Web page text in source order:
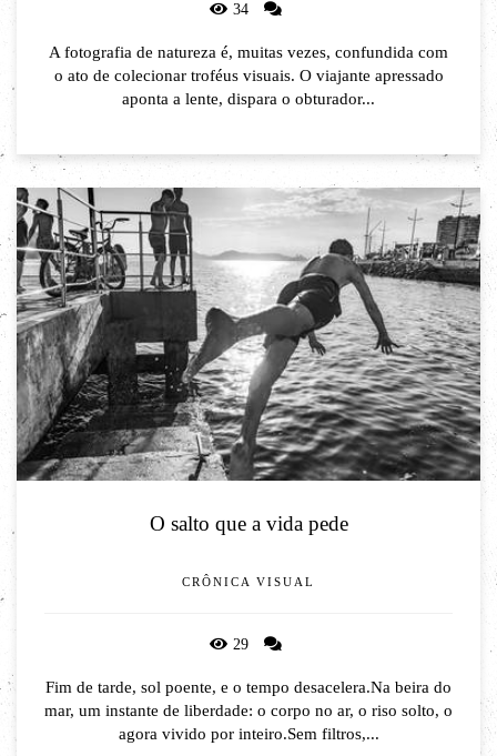
34
A fotografia de natureza é, muitas vezes, confundida com
o ato de colecionar troféus visuais. O viajante apressado
aponta a lente, dispara o obturador...
O salto que a vida pede
CRÔNICA VISUAL
29
Fim de tarde, sol poente, e o tempo desacelera.Na beira do
mar, um instante de liberdade: o corpo no ar, o riso solto, o
agora vivido por inteiro.Sem filtros,...